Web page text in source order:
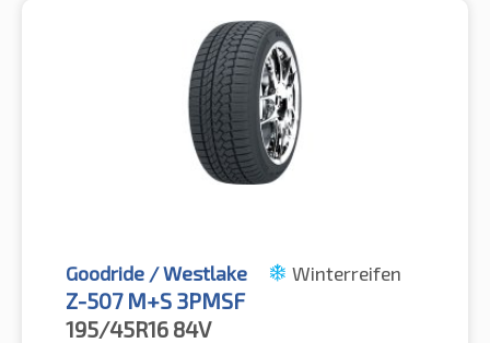
Goodride / Westlake Winterreifen
Z-507 M+S 3PMSF
195/45R16 84V